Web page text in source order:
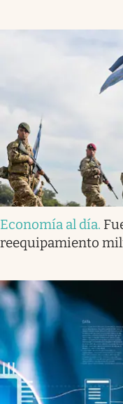
Economía al día.
reequipamiento